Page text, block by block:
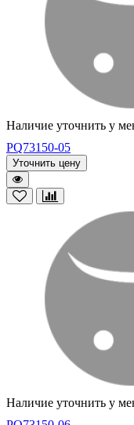
Наличие уточнить у
PQ73150-05
Уточнить цену
Наличие уточнить у